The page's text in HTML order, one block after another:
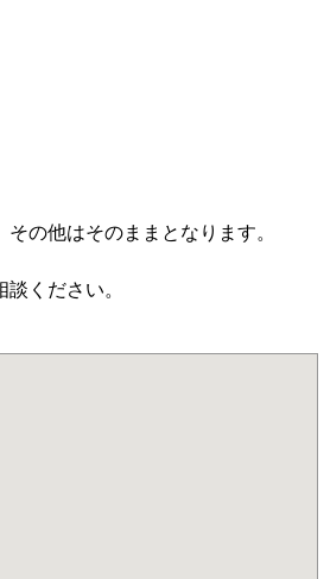
の他はそのままとなります。
ください。